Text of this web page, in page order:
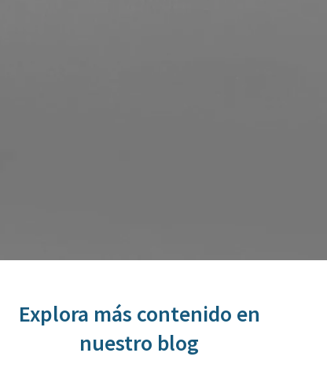
Explora más contenido en
nuestro blog